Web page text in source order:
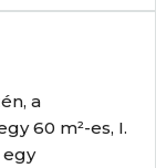
a
60 m²-es, I.
egy